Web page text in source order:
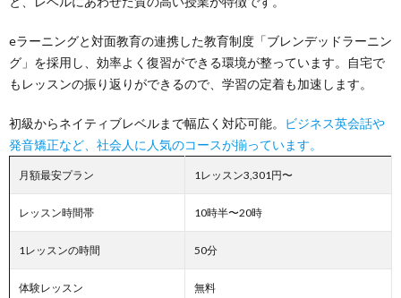
eラーニングと対面教育の連携した教育制度「ブレンデッドラーニン
グ」を採用し、効率よく復習ができる環境が整っています。自宅で
もレッスンの振り返りができるので、学習の定着も加速します。
初級からネイティブレベルまで幅広く対応可能。
ビジネス英会話や
発音矯正など、社会人に人気のコースが揃っています。
月額最安プラン 1レッスン3,301円〜
レッスン時間帯 10時半〜20時
1レッスンの時間 50分
体験レッスン 無料